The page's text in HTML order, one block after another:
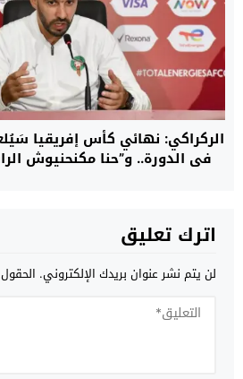
الركراكي: نهائي كأس إفريقيا
في الدورة.. و”حنا مكنحنيوش
اترك تعليق
لن يتم نشر عنوان بريدك الإلكتروني.